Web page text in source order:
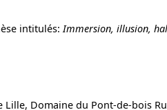
intitulés: Immersion, illusion,
Domaine du Pont-de-bois